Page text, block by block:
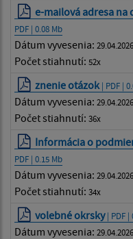
e-mailová adresa
PDF | 0.08 Mb
Dátum vyvesenia: 29.04.2026
Počet stiahnutí: 52x
znenie otázok | PDF |
Dátum vyvesenia: 29.04.2026
Počet stiahnutí: 36x
Informácia o
PDF | 0.15 Mb
Dátum vyvesenia: 29.04.2026
Počet stiahnutí: 34x
volebné okrsky| PDF |
Dátum vyvesenia: 29.04.2026